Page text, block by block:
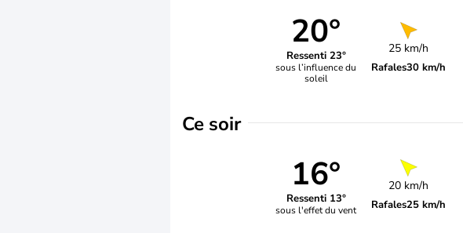
20°
Ressenti 23°
sous l’influence du
soleil
25 km/h
Rafales30 km/h
Ce soir
16°
Ressenti 13°
sous l'effet du vent
20 km/h
Rafales25 km/h